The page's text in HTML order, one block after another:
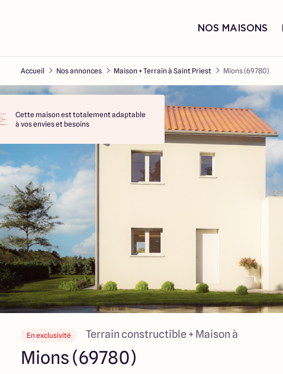
NOS MAISONS
Accueil Nos annonces Maison + Terrain à Saint Priest Mions (69780)
Cette maison est totalement adaptable
à vos envies et besoins
En exclusivité Terrain constructible + Maison à
Mions (69780)